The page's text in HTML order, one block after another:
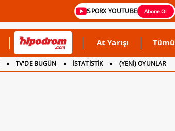
SPORX YOUTUBE Abone Ol
At Yarışı Tümü
TV'DE BUGÜN İSTATİSTİK
(YENİ) OYUNLAR